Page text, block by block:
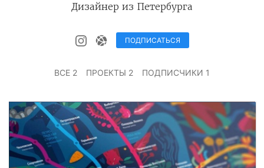
Дизайнер из Петербурга
ПОДПИСАТЬСЯ
ВСЕ 2 ПРОЕКТЫ 2 ПОДПИСЧИКИ 1